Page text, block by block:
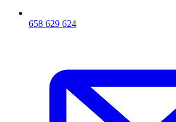
658 629 624